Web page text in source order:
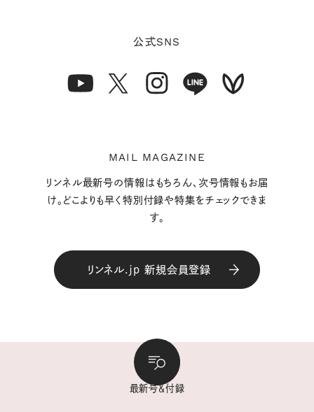
公式SNS
MAIL MAGAZINE
リンネル最新号の情報はもちろん、次号情報もお届
け。どこよりも早く特別付録や特集をチェックできま
す。
リンネル.jp 新規会員登録
最新号＆付録